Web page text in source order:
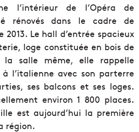
l’intérieur de l’Opéra de
rénovés dans le cadre de
2013. Le hall d’entrée spacieux
loge constituée en bois de
salle même, elle rappelle
à l’italienne avec son parterre
ses balcons et ses loges.
environ 1 800 places.
est aujourd’hui la première
région.